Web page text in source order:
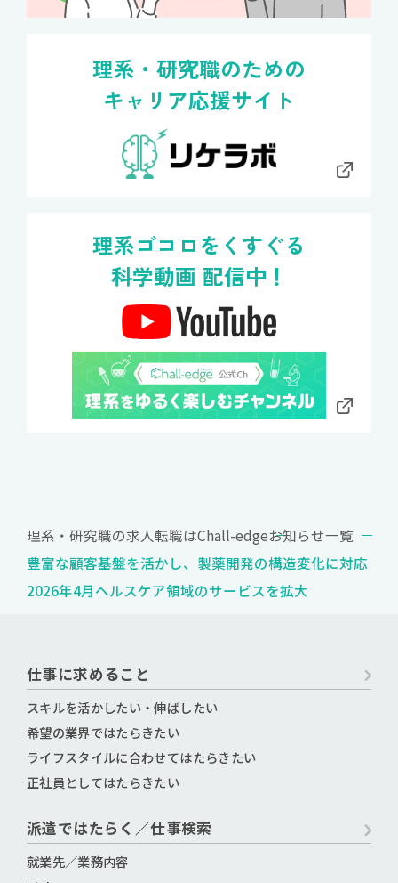
理系・研究職のための
キャリア応援サイト
理系ゴコロをくすぐる
科学動画 配信中！
理系・研究職の求人転職はChall-edgeお知らせ一覧
豊富な顧客基盤を活かし、製薬開発の構造変化に対応
2026年4月ヘルスケア領域のサービスを拡大
仕事に求めること
スキルを活かしたい・伸ばしたい
希望の業界ではたらきたい
ライフスタイルに合わせてはたらきたい
正社員としてはたらきたい
派遣ではたらく／仕事検索
就業先／業務内容